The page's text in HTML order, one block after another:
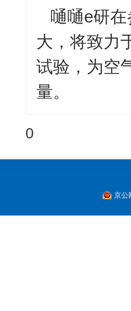
嗵嗵e研
大，将致力
试验，为空
量。
0
京公网